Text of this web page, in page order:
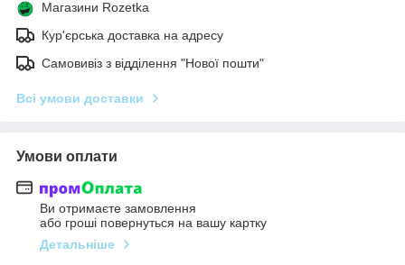
Магазини Rozetka
Кур'єрська доставка на адресу
Самовивіз з відділення "Нової пошти"
Всі умови доставки
Умови оплати
Ви отримаєте замовлення
або гроші повернуться на вашу картку
Детальніше